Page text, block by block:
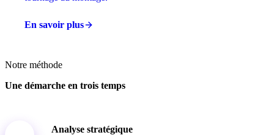
En savoir plus
Notre méthode
Une démarche en trois temps
Analyse stratégique